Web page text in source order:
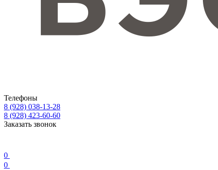
Телефоны
8 (928) 038-13-28
8 (928) 423-60-60
Заказать звонок
0
0